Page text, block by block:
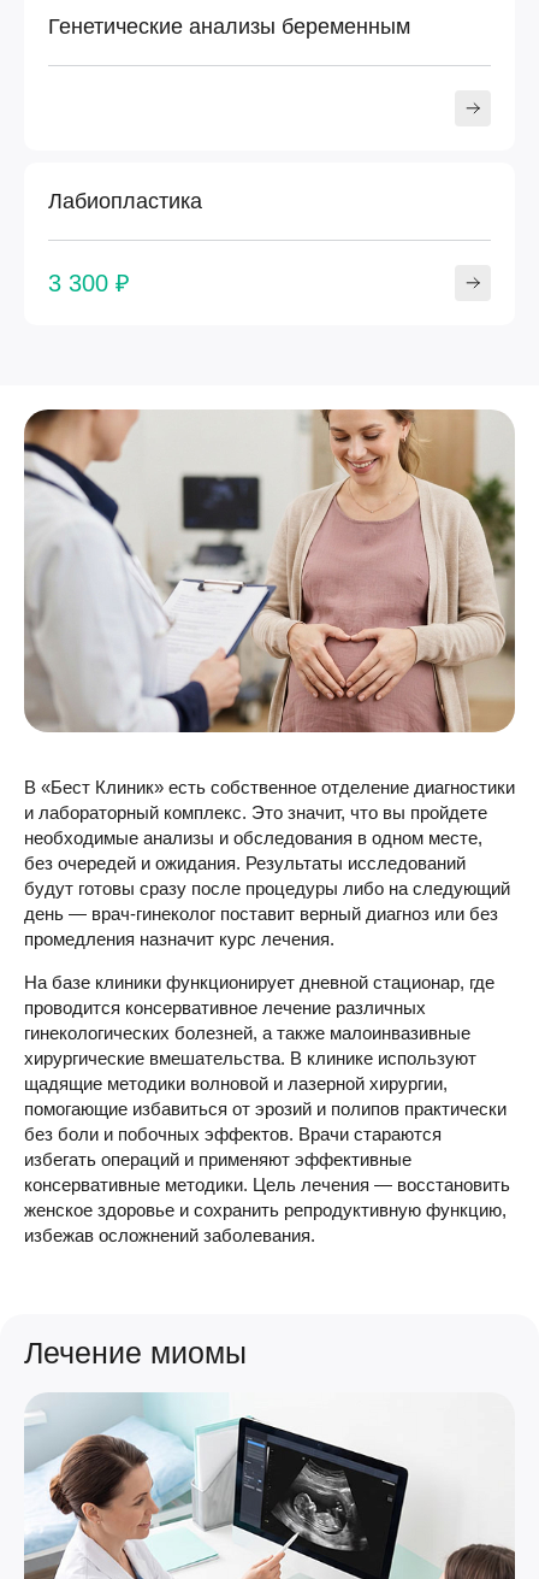
Генетические анализы беременным
Лабиопластика
3 300 ₽
В «Бест Клиник» есть собственное отделение диагностики
и лабораторный комплекс. Это значит, что вы пройдете
необходимые анализы и обследования в одном месте,
без очередей и ожидания. Результаты исследований
будут готовы сразу после процедуры либо на следующий
день — врач-гинеколог поставит верный диагноз или без
промедления назначит курс лечения.
На базе клиники функционирует дневной стационар, где
проводится консервативное лечение различных
гинекологических болезней, а также малоинвазивные
хирургические вмешательства. В клинике используют
щадящие методики волновой и лазерной хирургии,
помогающие избавиться от эрозий и полипов практически
без боли и побочных эффектов. Врачи стараются
избегать операций и применяют эффективные
консервативные методики. Цель лечения — восстановить
женское здоровье и сохранить репродуктивную функцию,
избежав осложнений заболевания.
Лечение миомы